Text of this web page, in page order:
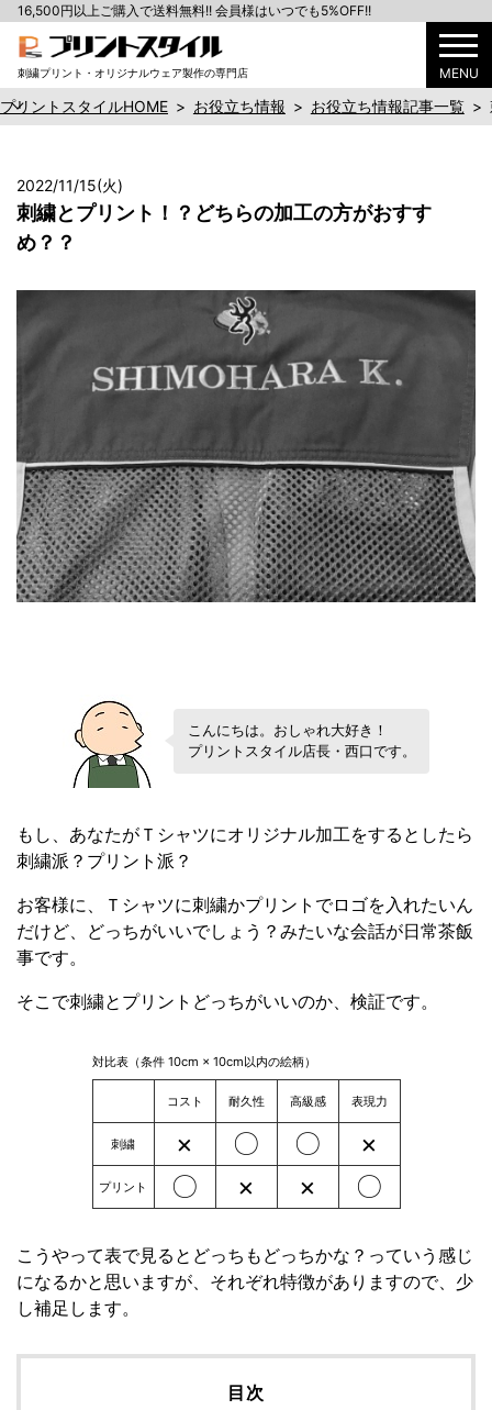
刺繍プリント・オリジナルウェア製作の専門店 MENU
16,500円以上ご購入で送料無料!! 会員様はいつでも5%OFF!!
プリントスタイルHOME > お役立ち情報 > お役立ち情報記事一覧 >
2022/11/15(火)
刺繍とプリント！？どちらの加工の方がおすす
め？？
こんにちは。おしゃれ大好き！
プリントスタイル店長・西口です。
もし、あなたがＴシャツにオリジナル加工をするとしたら
刺繍派？プリント派？
お客様に、Ｔシャツに刺繍かプリントでロゴを入れたいん
だけど、どっちがいいでしょう？みたいな会話が日常茶飯
事です。
そこで刺繍とプリントどっちがいいのか、検証です。
対比表（条件 10cm × 10cm以内の絵柄）
コスト 耐久性 高級感 表現力
刺繍 × 〇 〇 ×
プリント 〇 × × 〇
こうやって表で見るとどっちもどっちかな？っていう感じ
になるかと思いますが、それぞれ特徴がありますので、少
し補足します。
目次